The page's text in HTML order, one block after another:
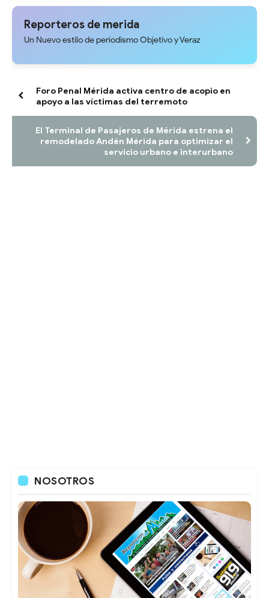
Emergencia ante temporada
nacional de trabajadores
Reporteros de merida
Un Nuevo estilo de periodismo Objetivo y Veraz
Foro Penal Mérida activa centro de acopio en
apoyo a las víctimas del terremoto
El Terminal de Pasajeros de Mérida estrena el
remodelado Andén Mérida para optimizar el
servicio urbano e interurbano
NOSOTROS